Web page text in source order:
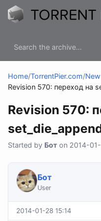
Home/TorrentPier.com/
Revision 570: переход на
Revision 570:
Started by Бот on 2014-
Бот
User
2014-01-28 15:14